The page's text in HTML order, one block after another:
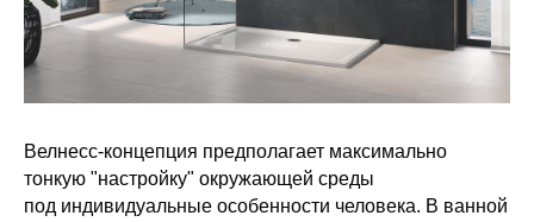
Велнесс-концепция предполагает максимально
тонкую "настройку" окружающей среды
под индивидуальные особенности человека. В ванной